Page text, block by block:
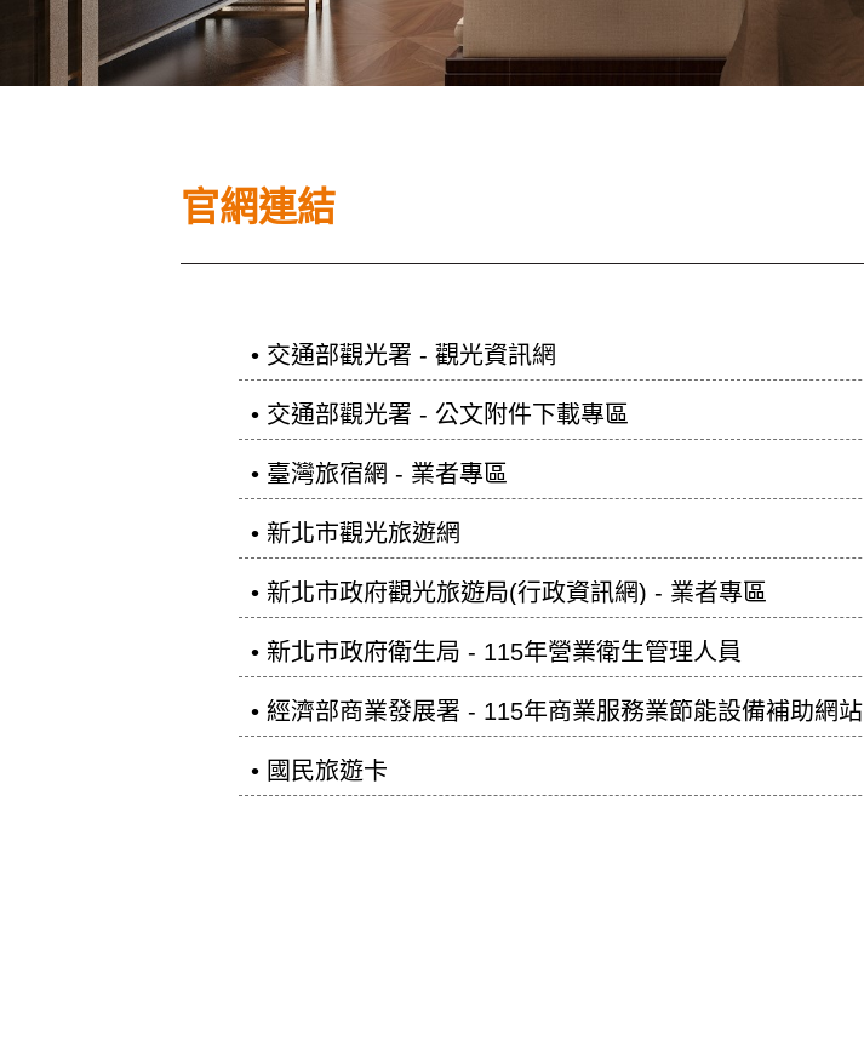
官網連結
• 交通部觀光署 - 觀光資訊網
• 交通部觀光署 - 公文附件下載專區
• 臺灣旅宿網 - 業者專區
• 新北市觀光旅遊網
• 新北市政府觀光旅遊局(行政資訊網) - 業者專區
• 新北市政府衛生局 - 115年營業衛生管理人員
• 經濟部商業發展署 - 115年商業服務業節能設備補助網站
• 國民旅遊卡